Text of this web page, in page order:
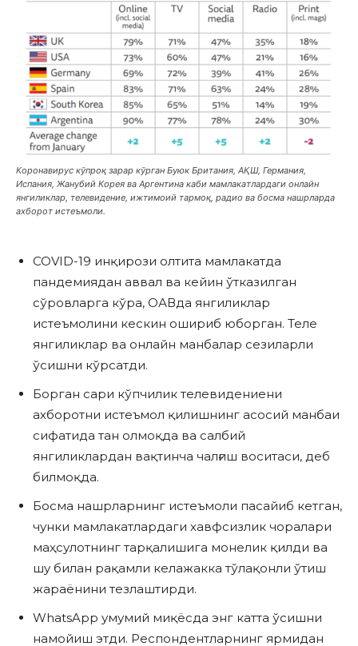
Коронавирус кўпроқ зарар кўрган Буюк Британия, АҚШ, Германия,
Испания, Жанубий Корея ва Аргентина каби мамлакатлардаги онлайн
янгиликлар, телевидение, ижтимоий тармоқ, радио ва босма нашрларда
ахборот истеъмоли.
COVID-19 инқирози олтита мамлакатда
пандемиядан аввал ва кейин ўтказилган
сўровларга кўра, ОАВда янгиликлар
истеъмолини кескин ошириб юборган. Теле
янгиликлар ва онлайн манбалар сезиларли
ўсишни кўрсатди.
Борган сари кўпчилик телевидениени
ахборотни истеъмол қилишнинг асосий манбаи
сифатида тан олмоқда ва салбий
янгиликлардан вақтинча чалғиш воситаси, деб
билмоқда.
Босма нашрларнинг истеъмоли пасайиб кетган,
чунки мамлакатлардаги хавфсизлик чоралари
маҳсулотнинг тарқалишига монелик қилди ва
шу билан рақамли келажакка тўлақонли ўтиш
жараёнини тезлаштирди.
WhatsApp умумий миқёсда энг катта ўсишни
намойиш этди. Респондентларнинг ярмидан